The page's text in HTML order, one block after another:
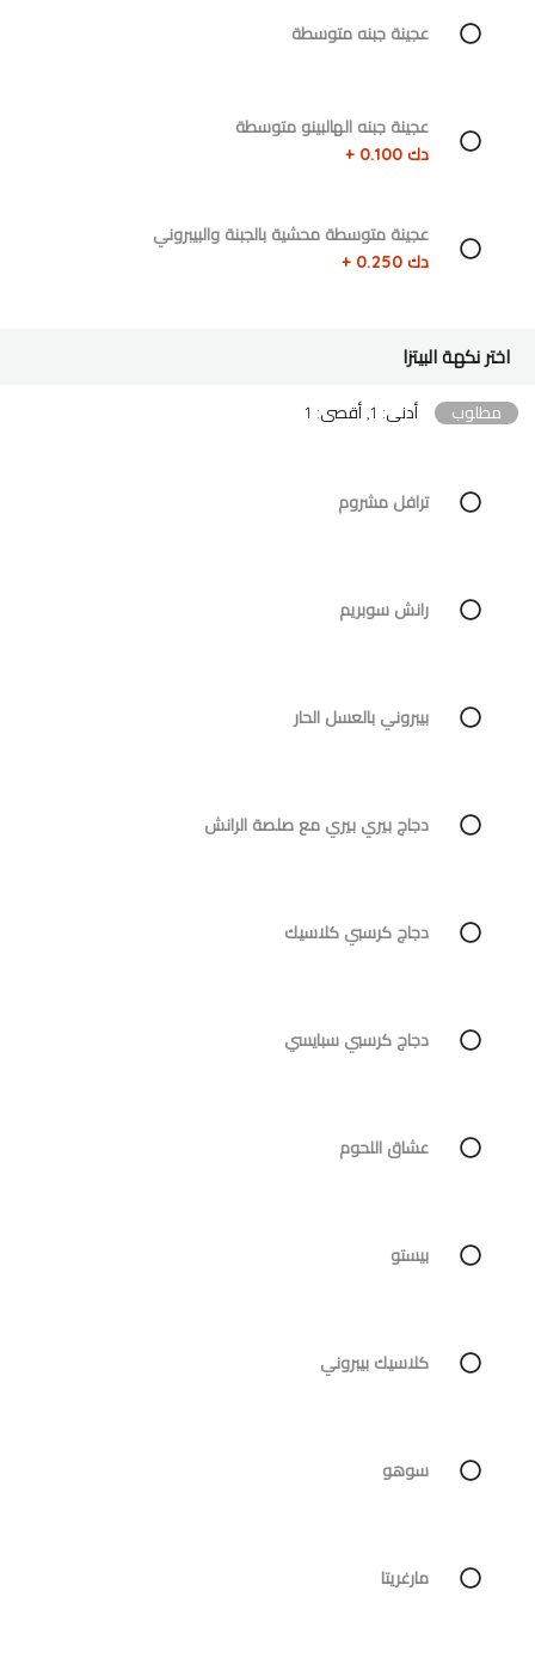
عجينة جبنه متوسطة
عجينة جبنه الهالبينو متوسطة
دك 0.100 +
عجينة متوسطة محشية بالجبنة والبيبروني
دك 0.250 +
اختر نكهة البيتزا
مطلوب أدنى: 1, أقصى: 1
ترافل مشروم
رانش سوبريم
بيبروني بالعسل الحار
دجاج بيري بيري مع صلصة الرانش
دجاج كرسبي كلاسيك
دجاج كرسبي سبايسي
عشاق اللحوم
بيستو
كلاسيك بيبروني
سوهو
مارغريتا